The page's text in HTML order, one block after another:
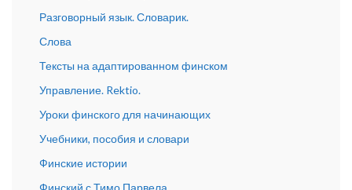
Разговорный язык. Словарик.
Слова
Тексты на адаптированном финском
Управление. Rektio.
Уроки финского для начинающих
Учебники, пособия и словари
Финские истории
Финский с Тимо Парвела